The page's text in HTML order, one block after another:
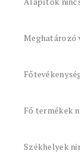
Meghatározó
Fő termékek
Székhelyek